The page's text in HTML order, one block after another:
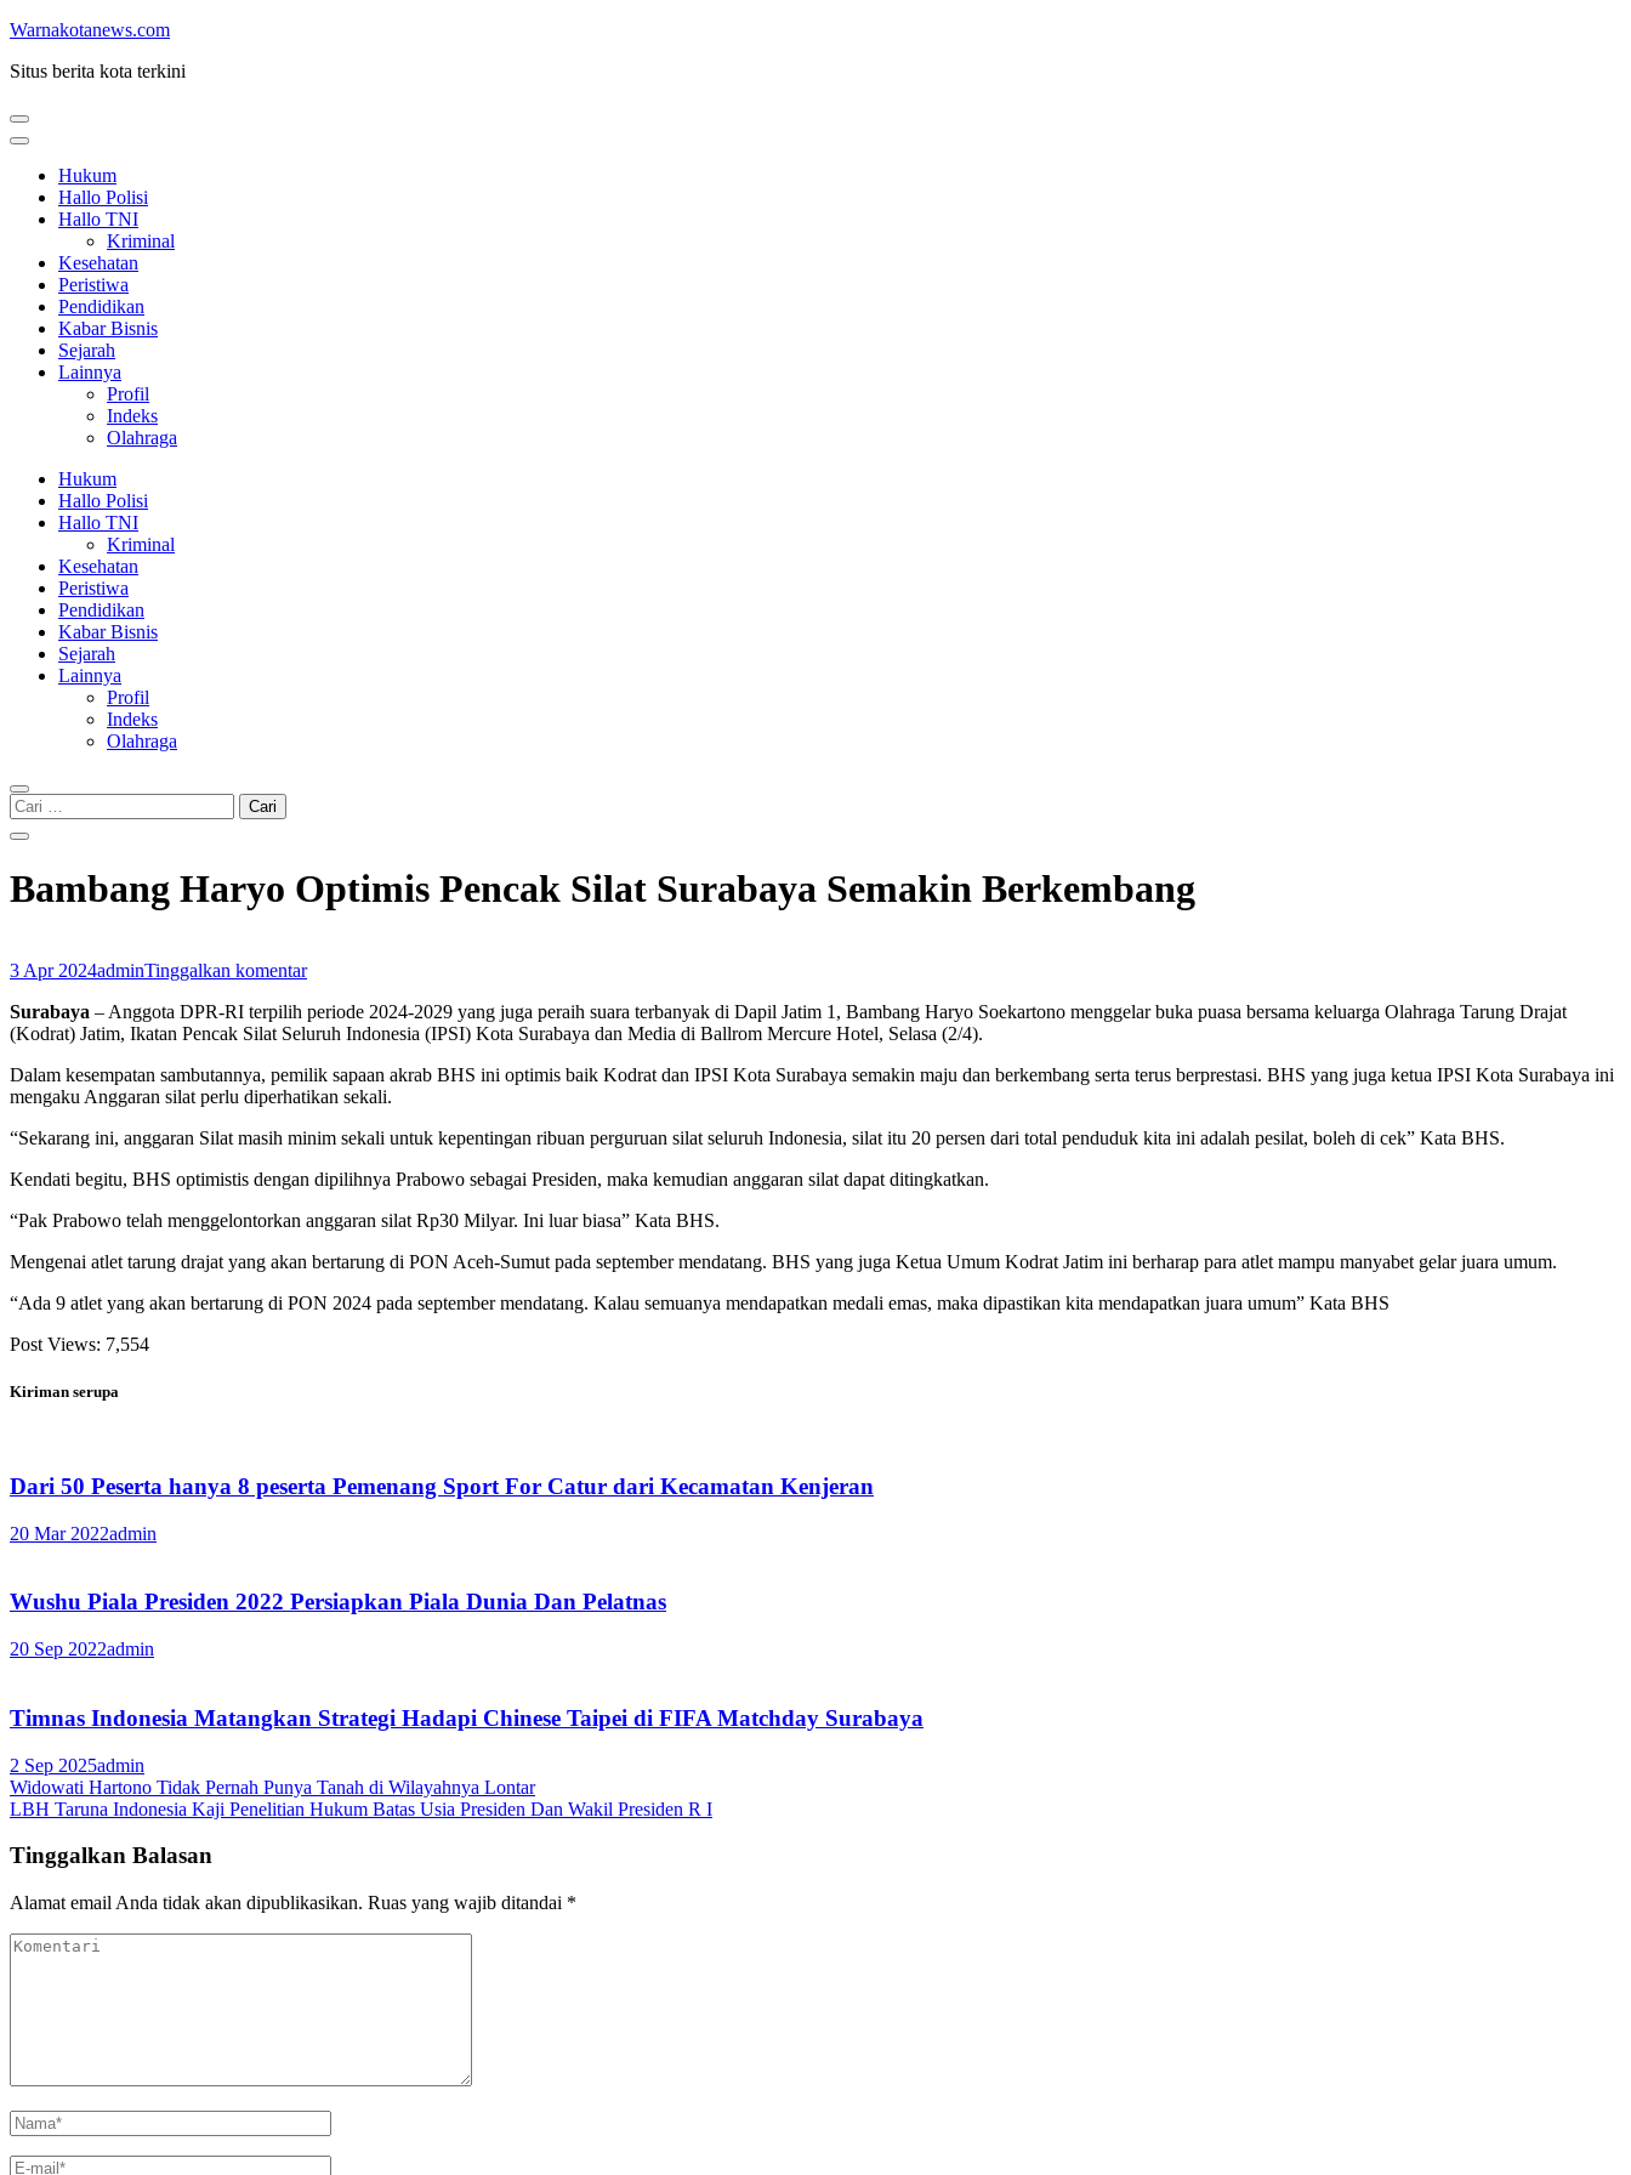
Lompat
konten
Enter)
Warnakotanews.com
Situs berita kota terkini
Hukum
Hallo Polisi
Hallo TNI
Kriminal
Kesehatan
Peristiwa
Pendidikan
Kabar Bisnis
Sejarah
Lainnya
Profil
Indeks
Olahraga
Hukum
Hallo Polisi
Hallo TNI
Kriminal
Kesehatan
Peristiwa
Pendidikan
Kabar Bisnis
Sejarah
Lainnya
Profil
Indeks
Olahraga
Cari
untuk:
Bambang Haryo Optimis Pencak Silat Surabaya Semakin Berkembang
3 Apr 2024adminTinggalkan komentar
Surabaya – Anggota DPR-RI terpilih periode 2024-2029 yang juga peraih suara terbanyak di Dapil Jatim 1, Bambang Haryo Soekartono menggelar buka puasa bersama keluarga Olahraga Tarung Drajat
(Kodrat) Jatim, Ikatan Pencak Silat Seluruh Indonesia (IPSI) Kota Surabaya dan Media di Ballrom Mercure Hotel, Selasa (2/4).
Dalam kesempatan sambutannya, pemilik sapaan akrab BHS ini optimis baik Kodrat dan IPSI Kota Surabaya semakin maju dan berkembang serta terus berprestasi. BHS yang juga ketua IPSI Kota Surabaya ini
mengaku Anggaran silat perlu diperhatikan sekali.
“Sekarang ini, anggaran Silat masih minim sekali untuk kepentingan ribuan perguruan silat seluruh Indonesia, silat itu 20 persen dari total penduduk kita ini adalah pesilat, boleh di cek” Kata BHS.
Kendati begitu, BHS optimistis dengan dipilihnya Prabowo sebagai Presiden, maka kemudian anggaran silat dapat ditingkatkan.
“Pak Prabowo telah menggelontorkan anggaran silat Rp30 Milyar. Ini luar biasa” Kata BHS.
Mengenai atlet tarung drajat yang akan bertarung di PON Aceh-Sumut pada september mendatang. BHS yang juga Ketua Umum Kodrat Jatim ini berharap para atlet mampu manyabet gelar juara umum.
“Ada 9 atlet yang akan bertarung di PON 2024 pada september mendatang. Kalau semuanya mendapatkan medali emas, maka dipastikan kita mendapatkan juara umum” Kata BHS
Post Views: 7,554
Kiriman serupa
Dari 50 Peserta hanya 8 peserta Pemenang Sport For Catur dari Kecamatan Kenjeran
20 Mar 2022admin
Wushu Piala Presiden 2022 Persiapkan Piala Dunia Dan Pelatnas
20 Sep 2022admin
Timnas Indonesia Matangkan Strategi Hadapi Chinese Taipei di FIFA Matchday Surabaya
2 Sep 2025admin
Navigasi
pos
Widowati Hartono Tidak Pernah Punya Tanah di Wilayahnya Lontar
LBH Taruna Indonesia Kaji Penelitian Hukum Batas Usia Presiden Dan Wakil Presiden R I
Tinggalkan Balasan
Alamat email Anda tidak akan dipublikasikan. Ruas yang wajib ditandai *
Komentari
Nama*
E-